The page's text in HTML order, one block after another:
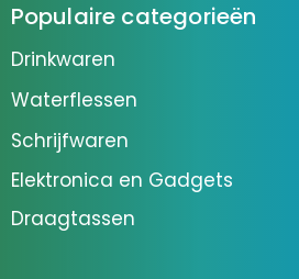
Populaire categorieën
Drinkwaren
Waterflessen
Schrijfwaren
Elektronica en Gadgets
Draagtassen